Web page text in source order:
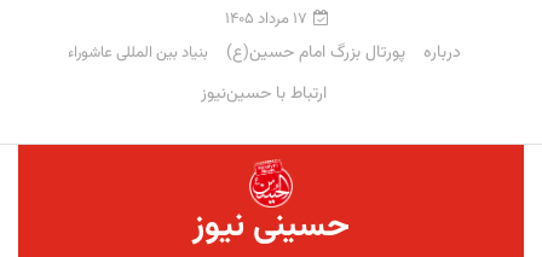
۱۷ مرداد ۱۴۰۵
درباره پورتال بزرگ امام حسین(ع) بنیاد بین المللی عاشوراء
ارتباط با حسین‌نیوز
حسینی نیوز